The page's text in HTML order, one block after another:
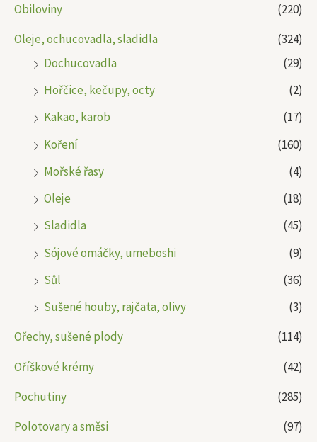
Obiloviny
(220)
Oleje, ochucovadla, sladidla
(324)
Dochucovadla
(29)
Hořčice, kečupy, octy
(2)
Kakao, karob
(17)
Koření
(160)
Mořské řasy
(4)
Oleje
(18)
Sladidla
(45)
Sójové omáčky, umeboshi
(9)
Sůl
(36)
Sušené houby, rajčata, olivy
(3)
Ořechy, sušené plody
(114)
Oříškové krémy
(42)
Pochutiny
(285)
Polotovary a směsi
(97)